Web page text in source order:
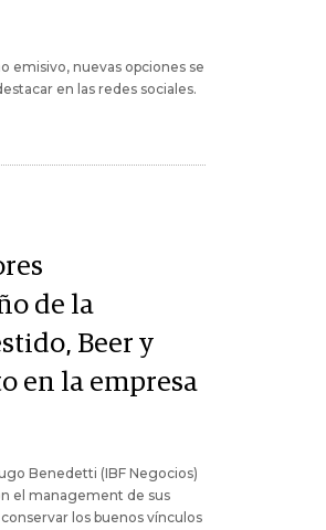
emisivo, nuevas opciones se
en las redes sociales.
de la
Beer y
en la empresa
Benedetti (IBF Negocios)
el management de sus
los buenos vínculos